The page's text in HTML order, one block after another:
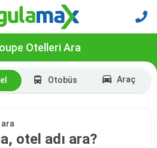
Otelleri Ara
Otobüs Araç
ara
otel adı ara?